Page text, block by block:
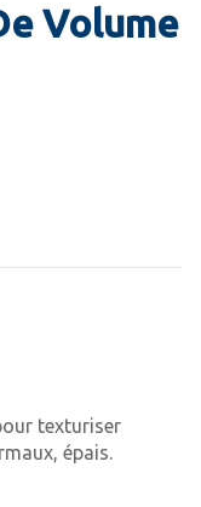
Volume
texturiser
épais.